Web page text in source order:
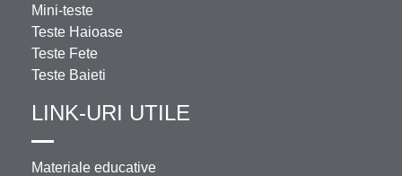
Mini-teste
Teste Haioase
Teste Fete
Teste Baieti
LINK-URI UTILE
Materiale educative